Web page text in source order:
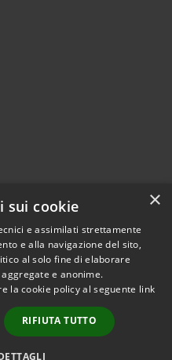
Copyright © 2023
•Comune di Lacco
Ameno • Powered
byMunicipium•Redazione
×
sui cookie
e assimilati strettamente
e alla navigazione del sito,
al solo fine di elaborare
e anonime.
la cookie policy al seguente link
RIFIUTA TUTTO